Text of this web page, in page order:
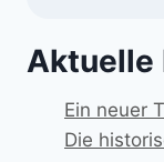
Aktuelle
Ein neuer
Die